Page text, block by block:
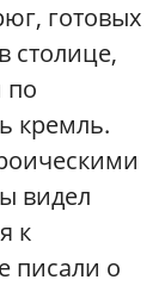
готовых
столице,
по
кремль.
видел
к
писали о